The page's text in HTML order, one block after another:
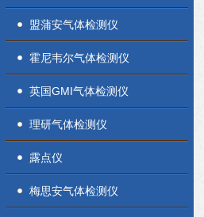
盟蒲安气体检测仪
霍尼韦尔气体检测仪
英国GMI气体检测仪
理研气体检测仪
露点仪
梅思安气体检测仪